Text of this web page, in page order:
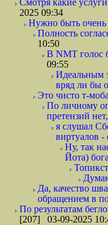
Смотря какие
2025 09:34
Нужно быть очень
Полность
10:50
В NMT голос
09:55
Идеальным
вряд ли бы
Это чисто т-
По личному
претензий
я слушал
виртуалов -
Ну, так
Йота)
Да, качество
обращением в
По результатам
[207] 03-09-2025